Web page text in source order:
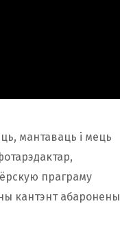
мантаваць і мець
праграму
кантэнт абаронены